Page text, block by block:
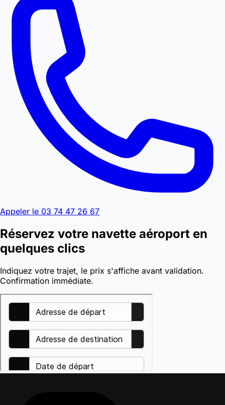
Appeler le 03 74 47 26 67
Réservez votre navette aéroport en
quelques clics
Indiquez votre trajet, le prix s'affiche avant validation.
Confirmation immédiate.